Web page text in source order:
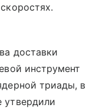
доставки
инструмент
триады, в